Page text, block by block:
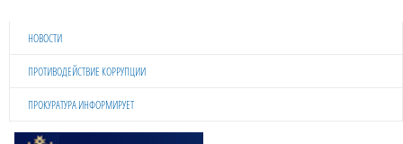
НОВОСТИ
ПРОТИВОДЕЙСТВИЕ КОРРУПЦИИ
ПРОКУРАТУРА ИНФОРМИРУЕТ